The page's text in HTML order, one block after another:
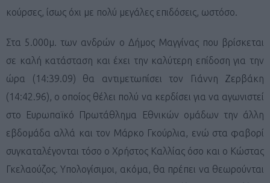
κούρσες, ίσως όχι με πολύ μεγάλες επιδόσεις, ωστόσο.
Στα 5.000μ. των ανδρών ο Δήμος Μαγγίνας που βρίσκεται
σε καλή κατάσταση και έχει την καλύτερη επίδοση για την
ώρα (14:39.09) θα αντιμετωπίσει τον Γιάννη Ζερβάκη
(14:42.96), ο οποίος θέλει πολύ να κερδίσει για να αγωνιστεί
στο Ευρωπαϊκό Πρωτάθλημα Εθνικών ομάδων την άλλη
εβδομάδα αλλά και τον Μάρκο Γκούρλια, ενώ στα φαβορί
συγκαταλέγονται τόσο ο Χρήστος Καλλίας όσο και ο Κώστας
Γκελαούζος. Yπολογίσιμοι, ακόμα, θα πρέπει να θεωρούνται